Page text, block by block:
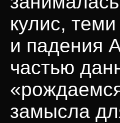
кулис,
и падения
частью
замысла